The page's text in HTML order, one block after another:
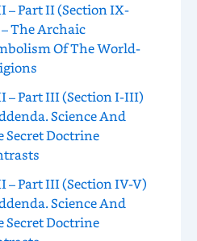
– Part II (Section IX-
The Archaic
Of The World-
– Part III (Section I-III)
Science And
Secret Doctrine
– Part III (Section IV-V)
Science And
Secret Doctrine